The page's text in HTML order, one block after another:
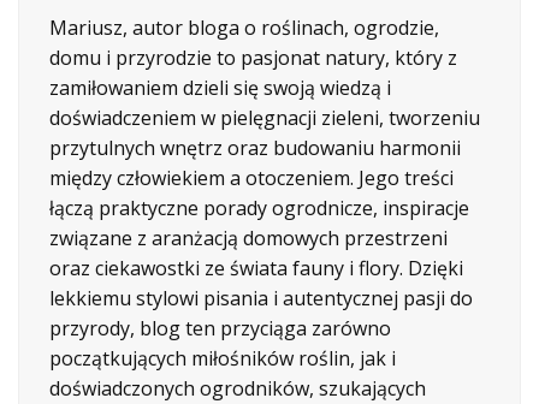
Mariusz, autor bloga o roślinach, ogrodzie,
domu i przyrodzie to pasjonat natury, który z
zamiłowaniem dzieli się swoją wiedzą i
doświadczeniem w pielęgnacji zieleni, tworzeniu
przytulnych wnętrz oraz budowaniu harmonii
między człowiekiem a otoczeniem. Jego treści
łączą praktyczne porady ogrodnicze, inspiracje
związane z aranżacją domowych przestrzeni
oraz ciekawostki ze świata fauny i flory. Dzięki
lekkiemu stylowi pisania i autentycznej pasji do
przyrody, blog ten przyciąga zarówno
początkujących miłośników roślin, jak i
doświadczonych ogrodników, szukających